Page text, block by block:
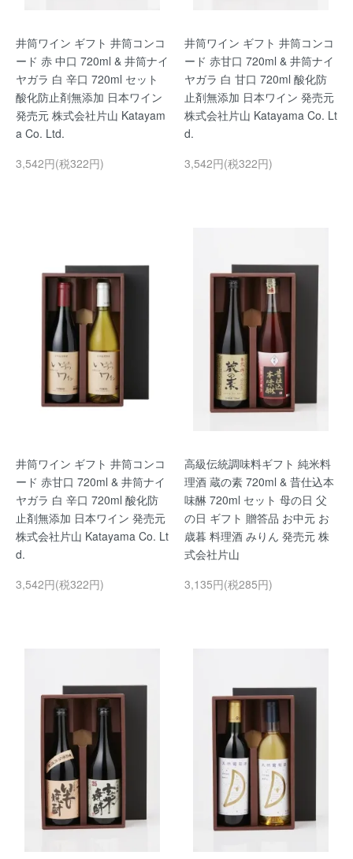
井筒ワイン ギフト 井筒コンコ
ード 赤 中口 720ml & 井筒ナイ
ヤガラ 白 辛口 720ml セット
酸化防止剤無添加 日本ワイン
発売元 株式会社片山 Katayam
a Co. Ltd.
3,542円(税322円)
井筒ワイン ギフト 井筒コンコ
ード 赤甘口 720ml & 井筒ナイ
ヤガラ 白 甘口 720ml 酸化防
止剤無添加 日本ワイン 発売元
株式会社片山 Katayama Co. Lt
d.
3,542円(税322円)
井筒ワイン ギフト 井筒コンコ
ード 赤甘口 720ml & 井筒ナイ
ヤガラ 白 辛口 720ml 酸化防
止剤無添加 日本ワイン 発売元
株式会社片山 Katayama Co. Lt
d.
3,542円(税322円)
高級伝統調味料ギフト 純米料
理酒 蔵の素 720ml & 昔仕込本
味醂 720ml セット 母の日 父
の日 ギフト 贈答品 お中元 お
歳暮 料理酒 みりん 発売元 株
式会社片山
3,135円(税285円)